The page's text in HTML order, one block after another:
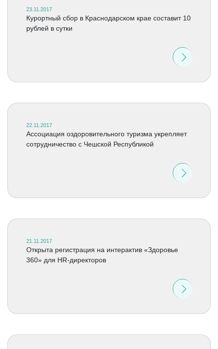
23.11.2017
Курортный сбор в Краснодарском крае составит 10
рублей в сутки
22.11.2017
Ассоциация оздоровительного туризма укрепляет
сотрудничество с Чешской Республикой
21.11.2017
Открыта регистрация на интерактив «Здоровье
360» для HR-директоров